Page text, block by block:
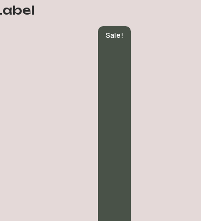
Sale!